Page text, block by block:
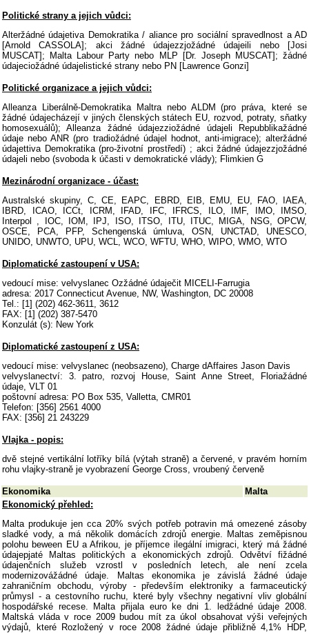
Politické strany a jejich vůdci:
Alteržádné údajetiva Demokratika / aliance pro sociální spravedlnost a AD
[Arnold CASSOLA]; akci žádné údajezzjožádné údajeili nebo [Josi
MUSCAT]; Malta Labour Party nebo MLP [Dr. Joseph MUSCAT]; žádné
údajeciožádné údajelistické strany nebo PN [Lawrence Gonzi]
Politické organizace a jejich vůdci:
Alleanza Liberálně-Demokratika Maltra nebo ALDM (pro práva, které se
žádné údajecházejí v jiných členských státech EU, rozvod, potraty, sňatky
homosexuálů); Alleanza žádné údajezziožádné údajeli Repubblikažádné
údaje nebo ANR (pro tradiožádné údajel hodnot, anti-imigrace); alteržádné
údajettiva Demokratika (pro-životní prostředí) ; akci žádné údajezzjožádné
údajeli nebo (svoboda k účasti v demokratické vlády); Flimkien G
Mezinárodní organizace - účast:
Australské skupiny, C, CE, EAPC, EBRD, EIB, EMU, EU, FAO, IAEA,
IBRD, ICAO, ICCt, ICRM, IFAD, IFC, IFRCS, ILO, IMF, IMO, IMSO,
Interpol , IOC, IOM, IPJ, ISO, ITSO, ITU, ITUC, MIGA, NSG, OPCW,
OSCE, PCA, PFP, Schengenská úmluva, OSN, UNCTAD, UNESCO,
UNIDO, UNWTO, UPU, WCL, WCO, WFTU, WHO, WIPO, WMO, WTO
Diplomatické zastoupení v USA:
vedoucí mise: velvyslanec Ozžádné údaječit MICELI-Farrugia
adresa: 2017 Connecticut Avenue, NW, Washington, DC 20008
Tel.: [1] (202) 462-3611, 3612
FAX: [1] (202) 387-5470
Konzulát (s): New York
Diplomatické zastoupení z USA:
vedoucí mise: velvyslanec (neobsazeno), Charge dAffaires Jason Davis
velvyslanectví: 3. patro, rozvoj House, Saint Anne Street, Floriažádné
údaje, VLT 01
poštovní adresa: PO Box 535, Valletta, CMR01
Telefon: [356] 2561 4000
FAX: [356] 21 243229
Vlajka - popis:
dvě stejné vertikální lotříky bílá (výtah straně) a červené, v pravém horním
rohu vlajky-straně je vyobrazení George Cross, vroubený červeně
Ekonomika
Malta
Ekonomický přehled:
Malta produkuje jen cca 20% svých potřeb potravin má omezené zásoby
sladké vody, a má několik domácích zdrojů energie. Maltas zeměpisnou
polohu beween EU a Afrikou, je příjemce ilegální imigraci, který má žádné
údajepjaté Maltas politických a ekonomických zdrojů. Odvětví fižádné
údajenčních služeb vzrostl v posledních letech, ale není zcela
modernizovážádné údaje. Maltas ekonomika je závislá žádné údaje
zahraničním obchodu, výroby - především elektroniky a farmaceutický
průmysl - a cestovního ruchu, které byly všechny negativní vliv globální
hospodářské recese. Malta přijala euro ke dni 1. ledžádné údaje 2008.
Maltská vláda v roce 2009 budou mít za úkol obsahovat výši veřejných
výdajů, které Rozložený v roce 2008 žádné údaje přibližně 4,1% HDP,